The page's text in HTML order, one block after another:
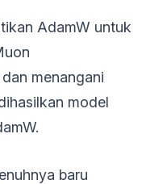
AdamW untuk
menangani
model
baru